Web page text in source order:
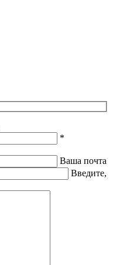
*
Ваша почта
Введите,